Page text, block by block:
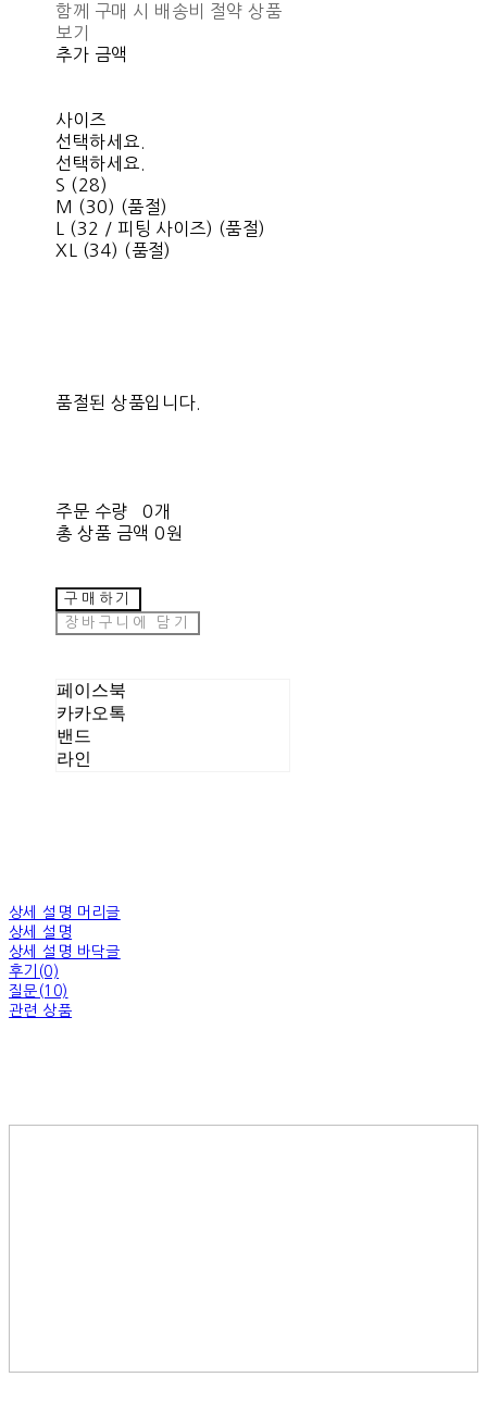
함께 구매 시 배송비 절약 상품
보기
추가 금액
사이즈
선택하세요.
선택하세요.
S (28)
M (30) (품절)
L (32 / 피팅 사이즈) (품절)
XL (34) (품절)
품절된 상품입니다.
주문 수량
0개
총 상품 금액 0원
구매하기
장바구니에 담기
페이스북
카카오톡
밴드
라인
상세 설명 머리글
상세 설명
상세 설명 바닥글
후기(0)
질문(10)
관련 상품